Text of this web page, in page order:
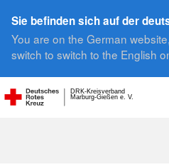
Sie befinden sich auf der
You are on the German
switch to switch to the English
Marburg-Gießen e. V.
DRK-Kreisverband